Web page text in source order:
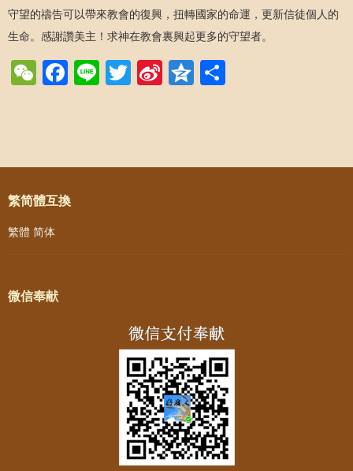
守望的禱告可以帶來教會的復興，扭轉國家的命運，更新信徒個人的
生命。感謝讚美主！求神在教會裏興起更多的守望者。
WeChat
Facebook
LineTwitter
SinaQzone
Post navigation
繁简體互換
繁體 简体
微信奉献